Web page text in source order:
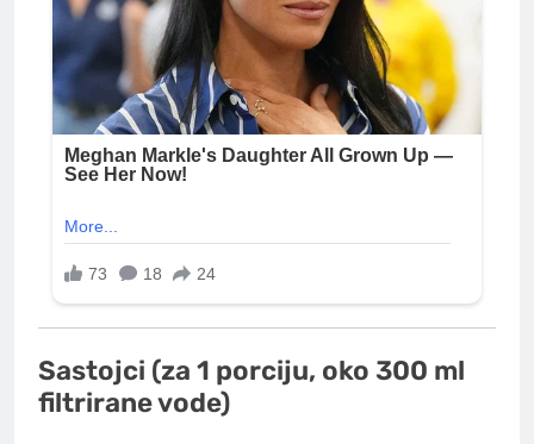
Sastojci (za 1 porciju, oko 300 ml
filtrirane vode)